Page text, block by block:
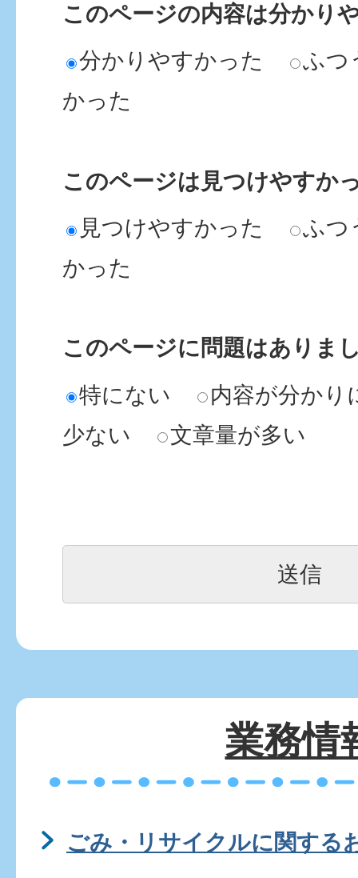
このページの内容は分かり
分かりやすかった
ふつ
かった
このページは見つけやすか
見つけやすかった
ふつ
かった
このページに問題はありま
特にない
内容が分かり
少ない
文章量が多い
業務情
ごみ・リサイクルに関する